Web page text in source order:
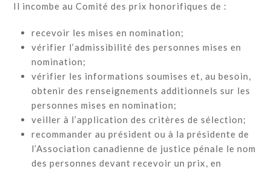
Il incombe au Comité des prix honorifiques de :
recevoir les mises en nomination;
vérifier l’admissibilité des personnes mises en
nomination;
vérifier les informations soumises et, au besoin,
obtenir des renseignements additionnels sur les
personnes mises en nomination;
veiller à l’application des critères de sélection;
recommander au président ou à la présidente de
l’Association canadienne de justice pénale le nom
des personnes devant recevoir un prix, en